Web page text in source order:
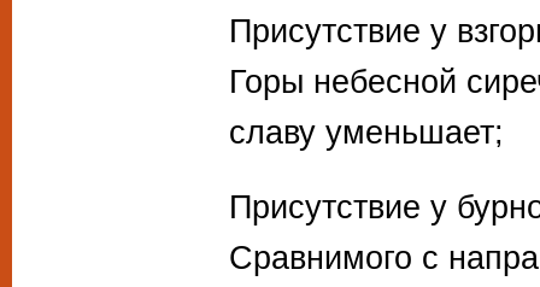
Присутствие у
Горы небесной
славу уменьшает;
Присутствие у
Сравнимого с